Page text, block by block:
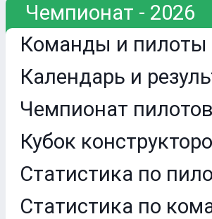
Чемпионат - 2026
Команды и пилоты
Календарь и
Чемпионат пилотов
Кубок
Статистика по
Статистика по